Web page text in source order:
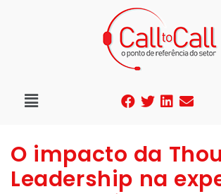
O impacto da
Leadership na